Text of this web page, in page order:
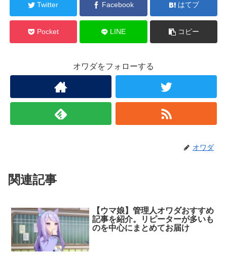
Twitter Facebook はてブ
Pocket LINE コピー
オワダをフォローする
オワダ
関連記事
【ウマ娘】管理人オワダおすすめ
記事を紹介。リピーターが多いも
のを中心にまとめてお届け